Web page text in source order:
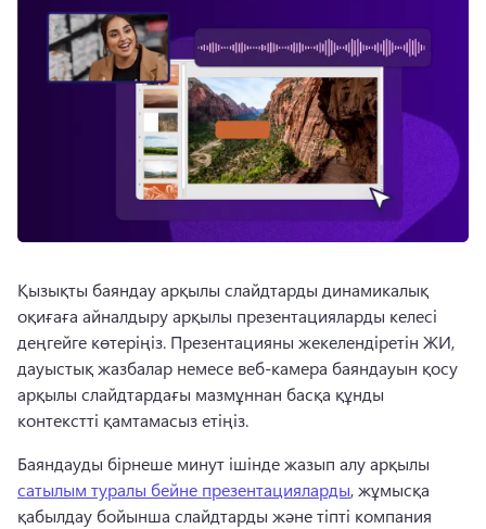
Қызықты баяндау арқылы слайдтарды динамикалық
оқиғаға айналдыру арқылы презентацияларды келесі
деңгейге көтеріңіз. Презентацияны жекелендіретін ЖИ,
дауыстық жазбалар немесе веб-камера баяндауын қосу
арқылы слайдтардағы мазмұннан басқа құнды
контекстті қамтамасыз етіңіз.
Баяндауды бірнеше минут ішінде жазып алу арқылы
сатылым туралы бейне презентацияларды, жұмысқа
қабылдау бойынша слайдтарды және тіпті компания